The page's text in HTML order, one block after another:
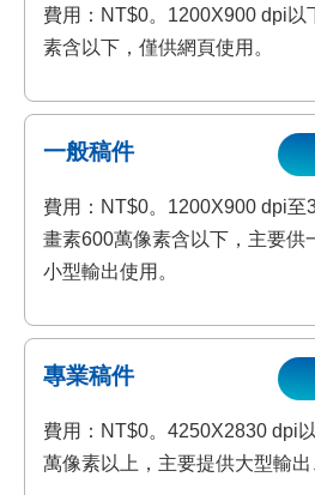
費用：NT$0。1200X900 dpi以
素含以下，僅供網頁使用。
一般稿件
費用：NT$0。1200X900 dpi至
畫素600萬像素含以下，主要供
小型輸出使用。
專業稿件
費用：NT$0。4250X2830 dpi
萬像素以上，主要提供大型輸出